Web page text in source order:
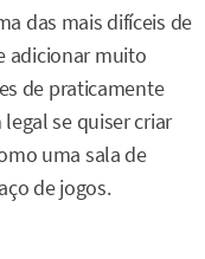
das mais difíceis de
adicionar muito
de praticamente
se quiser criar
uma sala de
de jogos.